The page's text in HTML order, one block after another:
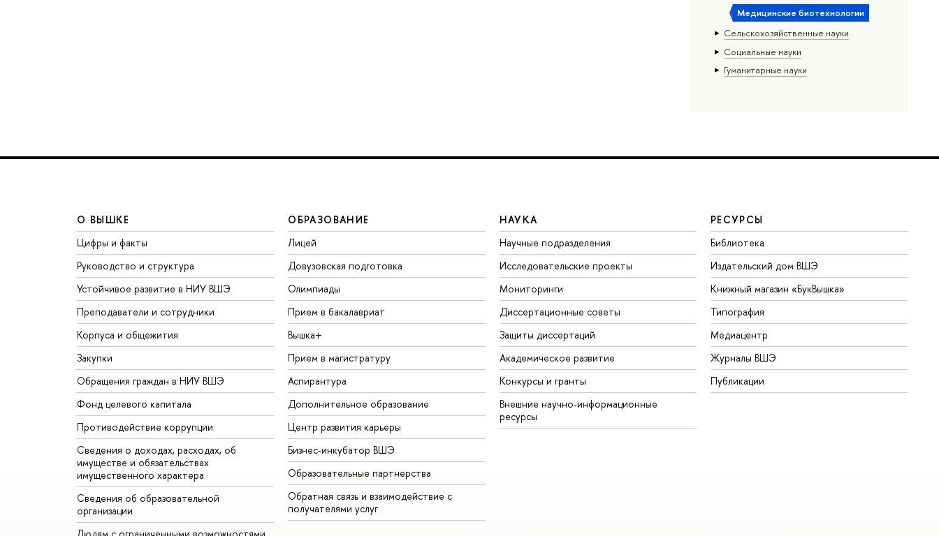
Медицинские биотехнологии
Сельскохозяйственные науки
Социальные науки
Гуманитарные науки
О ВЫШКЕ
Цифры и факты
Руководство и структура
Устойчивое развитие в НИУ ВШЭ
Преподаватели и сотрудники
Корпуса и общежития
Закупки
Обращения граждан в НИУ ВШЭ
Фонд целевого капитала
Противодействие коррупции
Сведения о доходах, расходах, об
имуществе и обязательствах
имущественного характера
Сведения об образовательной
организации
ОБРАЗОВАНИЕ
Лицей
Довузовская подготовка
Олимпиады
Прием в бакалавриат
Вышка+
Прием в магистратуру
Аспирантура
Дополнительное образование
Центр развития карьеры
Бизнес-инкубатор ВШЭ
Образовательные партнерства
Обратная связь и взаимодействие с
получателями услуг
НАУКА
Научные подразделения
Исследовательские проекты
Мониторинги
Диссертационные советы
Защиты диссертаций
Академическое развитие
Конкурсы и гранты
Внешние научно-информационные
ресурсы
РЕСУРСЫ
Библиотека
Издательский дом ВШЭ
Книжный магазин «БукВышка»
Типография
Медиацентр
Журналы ВШЭ
Публикации